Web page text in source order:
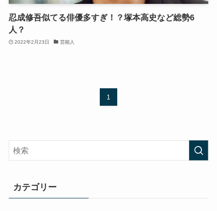
忍成修吾似てる俳優多すぎ！？塚本高史など総勢6
人？
2022年2月23日 芸能人
1
カテゴリー